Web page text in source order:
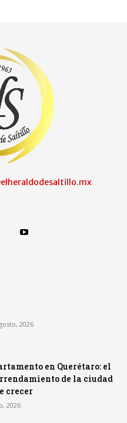
2026
en Querétaro: el
de la ciudad
crecer
2026